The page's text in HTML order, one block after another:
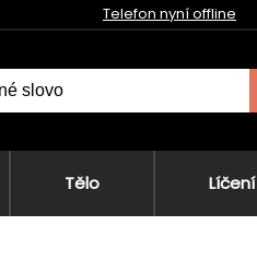
Telefon nyní offline
Tělo Líčení